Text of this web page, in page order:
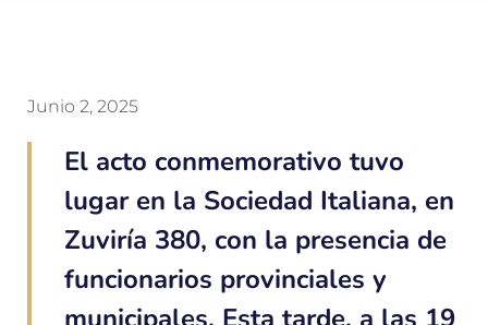
Junio 2, 2025
El acto conmemorativo tuvo
lugar en la Sociedad Italiana, en
Zuviría 380, con la presencia de
funcionarios provinciales y